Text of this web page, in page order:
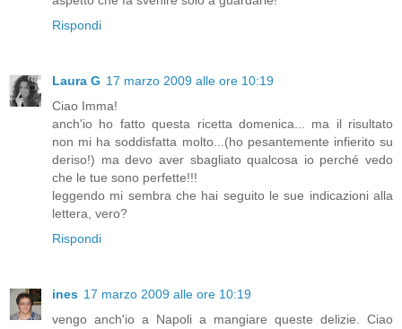
Rispondi
Laura G 17 marzo 2009 alle ore 10:19
Ciao Imma!
anch'io ho fatto questa ricetta domenica... ma il risultato
non mi ha soddisfatta molto...(ho pesantemente infierito su
deriso!) ma devo aver sbagliato qualcosa io perché vedo
che le tue sono perfette!!!
leggendo mi sembra che hai seguito le sue indicazioni alla
lettera, vero?
Rispondi
ines 17 marzo 2009 alle ore 10:19
vengo anch'io a Napoli a mangiare queste delizie. Ciao